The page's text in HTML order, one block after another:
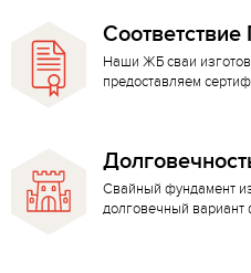
Наши ЖБ сваи
предоставляем
Свайный фундамент
долговечный вариант